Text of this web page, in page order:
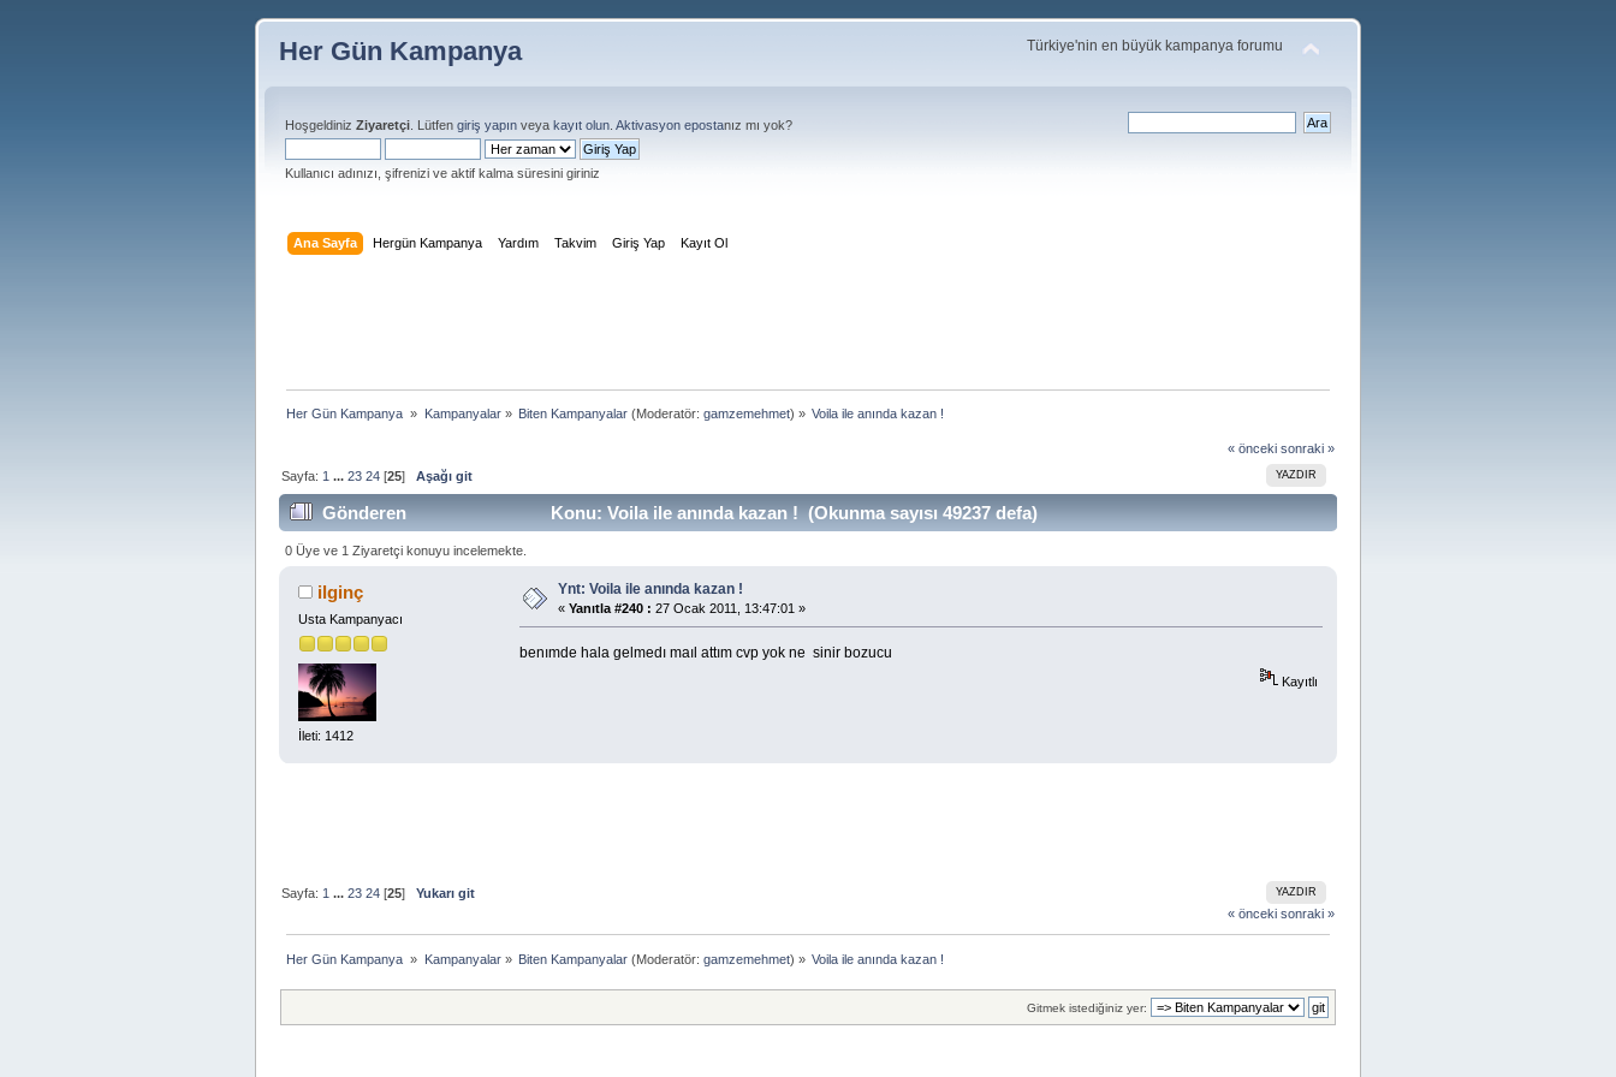
Her Gün Kampanya Türkiye'nin en büyük kampanya forumu
Hoşgeldiniz Ziyaretçi . Lütfen giriş yapın veya kayıt olun Aktivasyon epostanız mı yok?
Kullanıcı adınızı, şifrenizi ve aktif kalma süresini giriniz
Ana Sayfa Hergün Kampanya Yardım Takvim Giriş Yap Kayıt Ol
Her Gün Kampanya » Kampanyalar» Biten Kampanyalar(Moderatör: gamzemehmet) » Voila ile anında kazan !
« önceki sonraki »
YAZDIR
Sayfa: 1 ...23 24 [25]Aşağı git
Gönderen Konu: Voila ile anında kazan ! (Okunma sayısı 49237 defa)
0 Üye ve 1 Ziyaretçi konuyu incelemekte.
ilginç
Usta Kampanyacı
İleti: 1412
Ynt: Voila ile anında kazan !
« Yanıtla #240 : 27 Ocak 2011, 13:47:01 »
benımde hala gelmedı maıl attım cvp yok ne sinir bozucu
Kayıtlı
YAZDIR
Sayfa: 1 ...23 24 [25]Yukarı git
« önceki sonraki »
Her Gün Kampanya » Kampanyalar» Biten Kampanyalar(Moderatör: gamzemehmet) » Voila ile anında kazan !
Gitmek istediğiniz yer: